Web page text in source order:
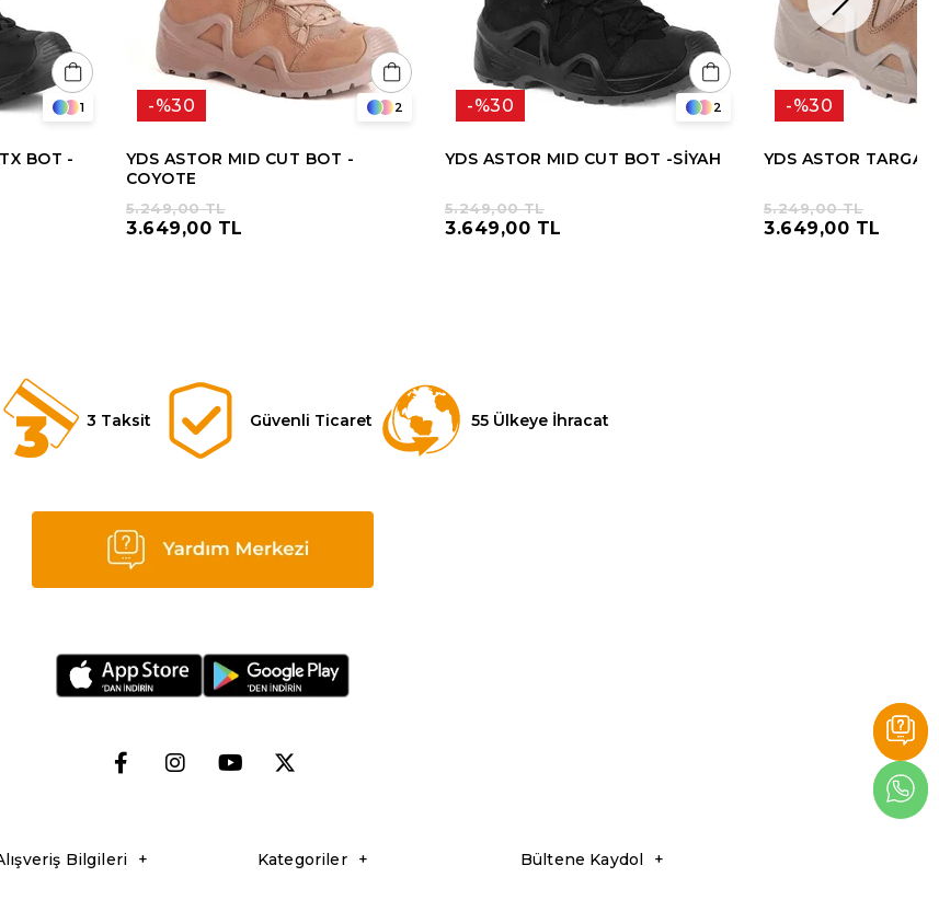
BOT -
1
YDS ASTOR MID CUT BOT -
COYOTE
%30
3.649,00 TL
5.249,00 TL
2
YDS ASTOR MID CUT BOT -SİYAH
%30
3.649,00 TL
5.249,00 TL
2
YDS ASTOR TARGA
%30
3.649,00 TL
5.249,00 TL
3 Taksit Güvenli Ticaret 55 Ülkeye İhracat
Bilgileri Kategoriler Bültene Kaydol